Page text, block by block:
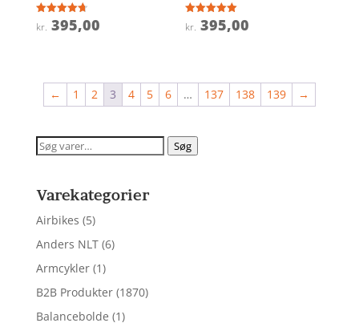
Vurderet
4.7
kr. 395,00
Vurderet
5
kr. 395,00
← 1 2 3 4 5 6 … 137 138 139 →
Søg
Søg
Varekategorier
Airbikes (5)
Anders NLT (6)
Armcykler (1)
B2B Produkter (1870)
Balancebolde (1)